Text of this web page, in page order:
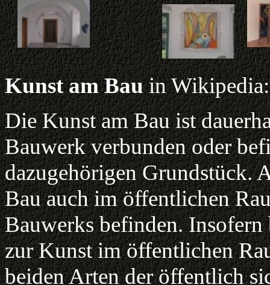
Kunst am Bauin Wikipedia:
Die Kunst am Bau ist
Bauwerk verbunden oder
dazugehörigen Grundstück.
Bau auch im öffentlichen
Bauwerks befinden. Insofern
zur Kunst im öffentlichen
beiden Arten der öffentlich